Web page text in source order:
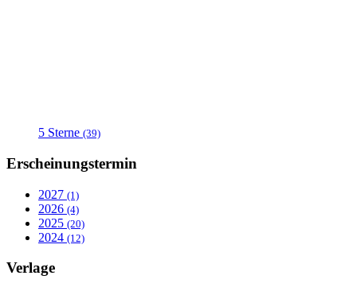
5 Sterne (39)
Erscheinungstermin
2027 (1)
2026 (4)
2025 (20)
2024 (12)
Verlage